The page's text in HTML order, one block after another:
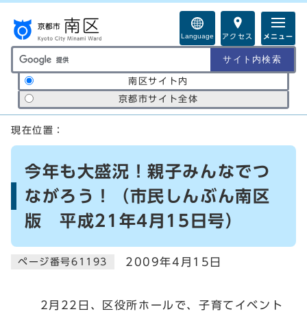
Language アクセス メニュー
サイト内検索の範囲
南区サイト内
京都市サイト全体
ここから本文です
現在位置：
今年も大盛況！親子みんなでつ
ながろう！（市民しんぶん南区
版 平成21年4月15日号）
ページ番号61193 2009年4月15日
2月22日、区役所ホールで、子育てイベント